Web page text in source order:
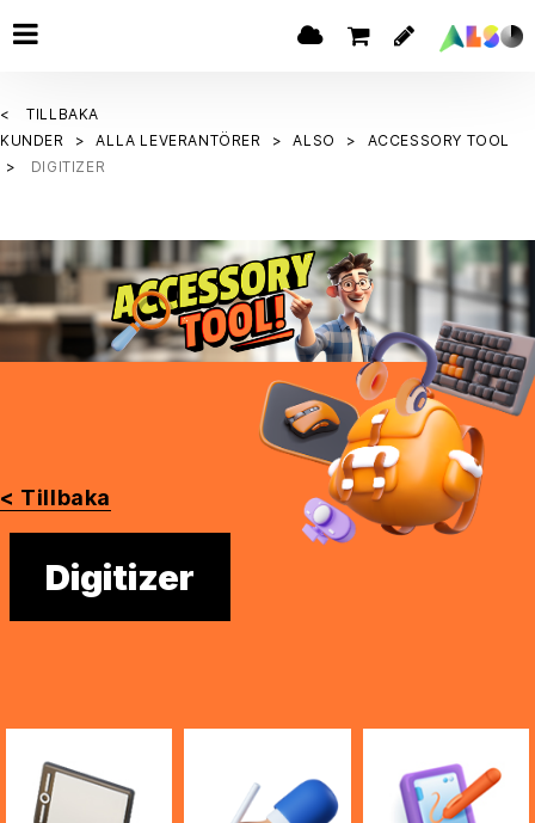
TILLBAKA
KUNDER
ALLA LEVERANTÖRER ALSO
ACCESSORY TOOL
DIGITIZER
< Tillbaka
Digitizer